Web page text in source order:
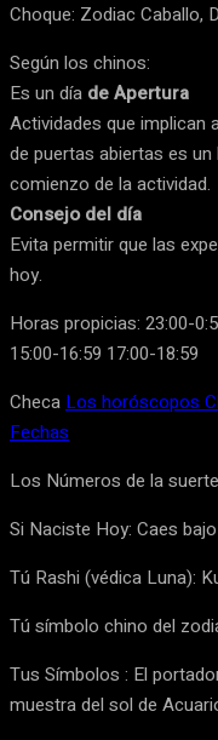
Choque: Zodiac Caballo,
Según los chinos:
Es un día de Apertura
Actividades que implican
de puertas abiertas es
comienzo de la actividad.
Consejo del día
Evita permitir que las
hoy.
Horas propicias: 23:00-
15:00-16:59 17:00-18:59
Checa Los horóscopos
Fechas
Los Números de la
Si Naciste Hoy: Caes
Tú Rashi (védica Luna):
Tú símbolo chino del
Tus Símbolos : El
muestra del sol de